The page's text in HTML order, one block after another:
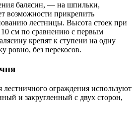
балясин, — на шпильки,
возможности прикрепить
лестницы. Высота стоек при
10 см по сравнению с первым
крепят к ступени на одну
ровно, без перекосов.
лестничного ограждения используют
и закругленный с двух сторон,